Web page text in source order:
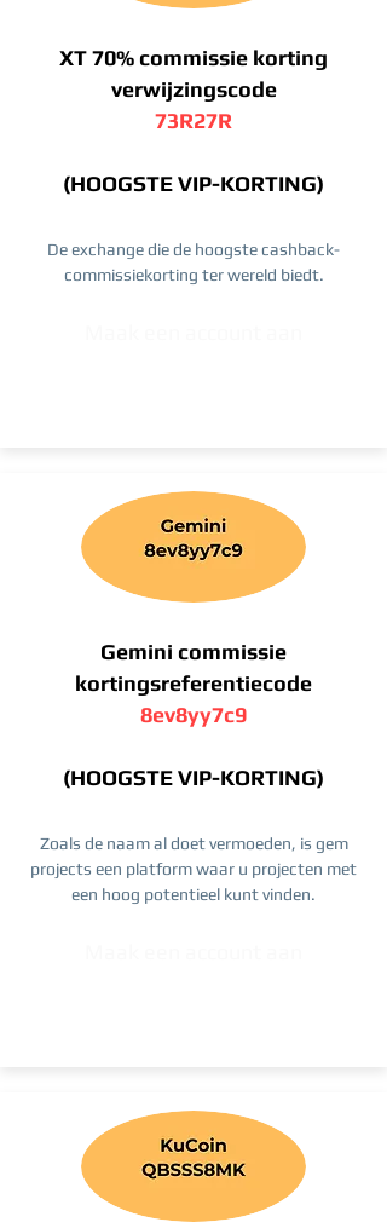
XT 70% commissie korting
verwijzingscode
73R27R
(HOOGSTE VIP-KORTING)
De exchange die de hoogste cashback-
commissiekorting ter wereld biedt.
Gemini commissie
kortingsreferentiecode
8ev8yy7c9
(HOOGSTE VIP-KORTING)
Zoals de naam al doet vermoeden, is gem
projects een platform waar u projecten met
een hoog potentieel kunt vinden.